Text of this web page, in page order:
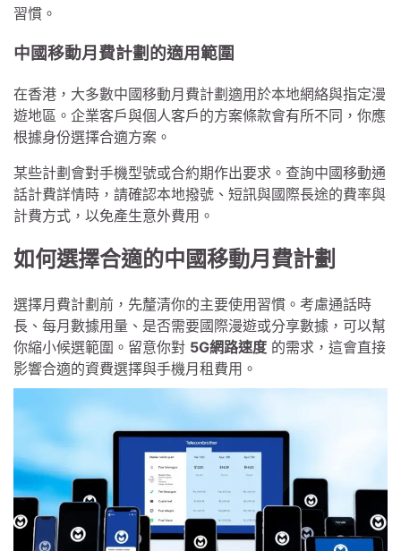
習慣。
中國移動月費計劃的適用範圍
在香港，大多數中國移動月費計劃適用於本地網絡與指定漫
遊地區。企業客戶與個人客戶的方案條款會有所不同，你應
根據身份選擇合適方案。
某些計劃會對手機型號或合約期作出要求。查詢中國移動通
話計費詳情時，請確認本地撥號、短訊與國際長途的費率與
計費方式，以免產生意外費用。
如何選擇合適的中國移動月費計劃
選擇月費計劃前，先釐清你的主要使用習慣。考慮通話時
長、每月數據用量、是否需要國際漫遊或分享數據，可以幫
你縮小候選範圍。留意你對 5G網路速度 的需求，這會直接
影響合適的資費選擇與手機月租費用。